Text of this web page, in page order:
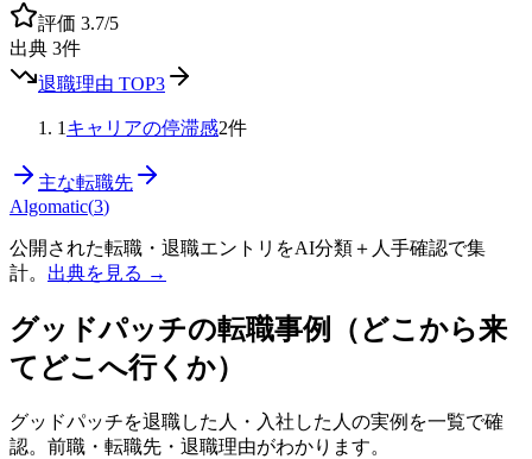
評価 3.7/5
出典 3件
退職理由 TOP3
1 キャリアの停滞感2件
主な転職先
Algomatic(3)
公開された転職・退職エントリをAI分類＋人手確認で集
計。 出典を見る →
グッドパッチの転職事例（どこから来
てどこへ行くか）
グッドパッチを退職した人・入社した人の実例を一覧で確
認。前職・転職先・退職理由がわかります。